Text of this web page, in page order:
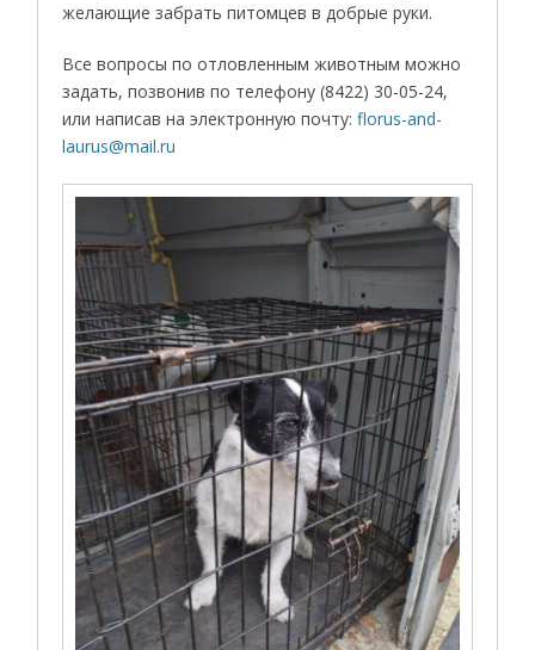
желающие забрать питомцев в добрые руки.
Все вопросы по отловленным животным можно
задать, позвонив по телефону (8422) 30-05-24,
или написав на электронную почту:florus-and-
laurus@mail.ru